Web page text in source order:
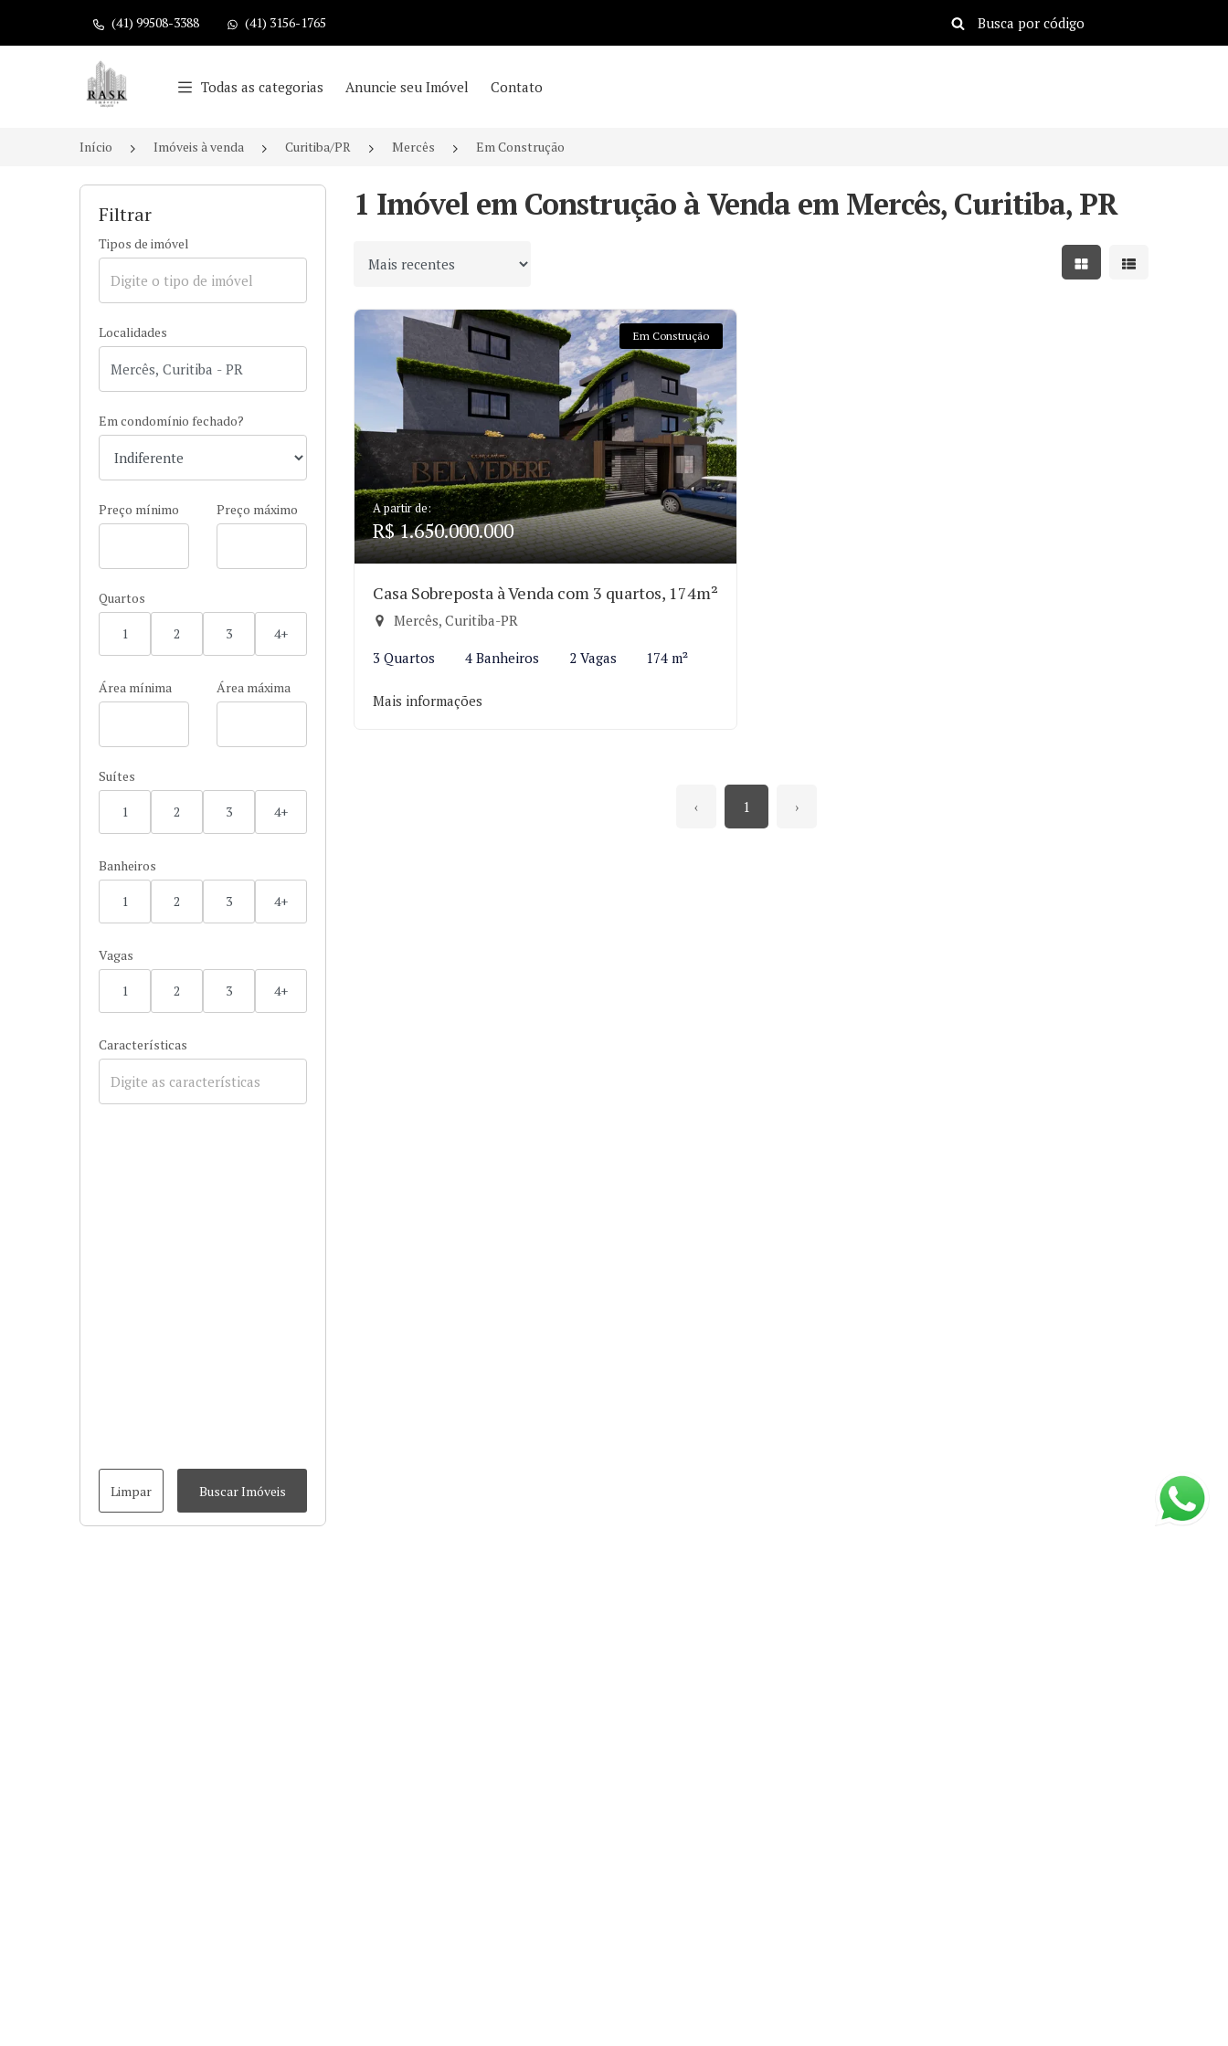
(41) 99508-3388 (41) 3156-1765
Página inicial
Todas as categorias Anuncie seu Imóvel Contato
Início Imóveis à venda Curitiba/PR Mercês Em Construção
Filtrar
Tipos de imóvel
Localidades
Em condomínio fechado?
Preço mínimo Preço máximo
Quartos
1 2 3 4+
Área mínima Área máxima
Suítes
1 2 3 4+
Banheiros
1 2 3 4+
Vagas
1 2 3 4+
Características
Limpar Buscar Imóveis
1 Imóvel em Construção à Venda em Mercês, Curitiba, PR
Ordenar por Mostrar resultados em
Mostrar
Em Construção
A partir de:
R$ 1.650.000.000
Casa Sobreposta à Venda com 3 quartos, 174m²
Mercês, Curitiba-PR
3 Quartos 4 Banheiros 2 Vagas 174 m²
Mais informações
‹ 1 ›